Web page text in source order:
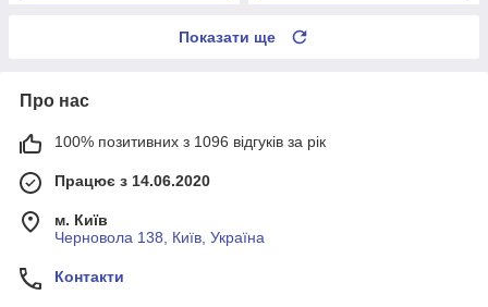
Показати ще
Про нас
100% позитивних з 1096 відгуків за рік
Працює з 14.06.2020
м. Київ
Черновола 138, Київ, Україна
Контакти